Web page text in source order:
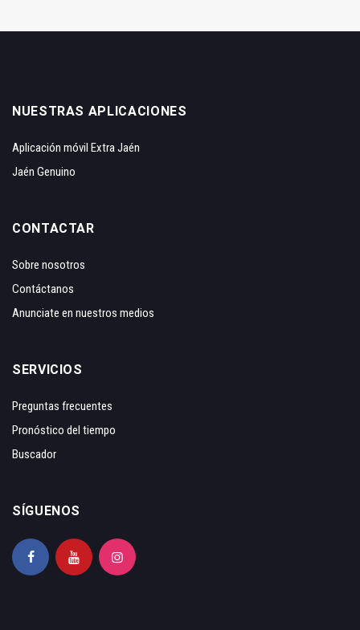
NUESTRAS APLICACIONES
Aplicación móvil Extra Jaén
Jaén Genuino
CONTACTAR
Sobre nosotros
Contáctanos
Anunciate en nuestros medios
SERVICIOS
Preguntas frecuentes
Pronóstico del tiempo
Buscador
SÍGUENOS